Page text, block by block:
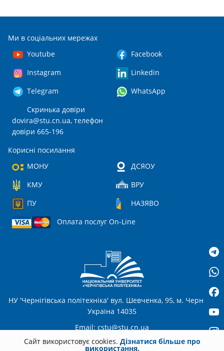
Ми в соціальних мережах
Youtube
Facebook
Instagram
Linkedin
Telegram
WhatsApp
Скринька довіри
dovira@stu.cn.ua, телефон
довіри 665-196
Корисні посилання
МОНУ
ДСЯОУ
КМУ
ВРУ
ПУ
НАЗЯВО
Оплата послуг On-Line
НУ 'Чернігівська політехніка' вул. Шевченка, 95, м. Чернігів,
Україна 14035
Email: cstu@stu.cn.ua
Сайт використовує cookies. Дізнатися більше про
використання.